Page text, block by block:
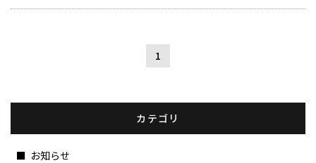
1
カテゴリ
お知らせ